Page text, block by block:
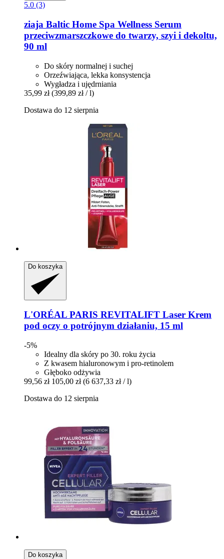
5.0 (3)
ziaja Baltic Home Spa Wellness Serum
przeciwzmarszczkowe do twarzy, szyi i dekoltu,
90 ml
Do skóry normalnej i suchej
Orzeźwiająca, lekka konsystencja
Wygładza i ujędrniania
35,99 zł (399,89 zł / l)
Dostawa do 12 sierpnia
Do koszyka
L'ORÉAL PARIS REVITALIFT Laser Krem
pod oczy o potrójnym działaniu, 15 ml
-5%
Idealny dla skóry po 30. roku życia
Z kwasem hialuronowym i pro-retinolem
Głęboko odżywia
99,56 zł 105,00 zł (6 637,33 zł / l)
Dostawa do 12 sierpnia
Do koszyka